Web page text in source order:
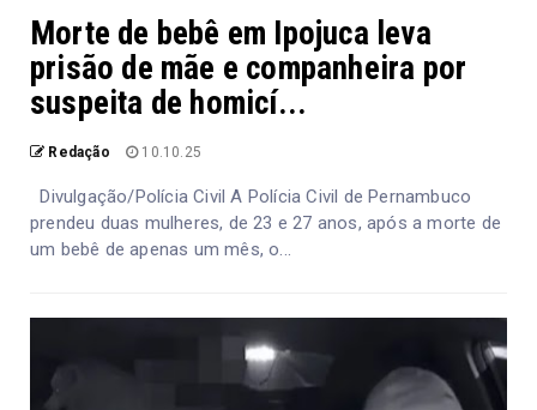
Morte de bebê em Ipojuca leva
prisão de mãe e companheira por
suspeita de homicí...
Redação 10.10.25
Divulgação/Polícia Civil A Polícia Civil de Pernambuco
prendeu duas mulheres, de 23 e 27 anos, após a morte de
um bebê de apenas um mês, o...